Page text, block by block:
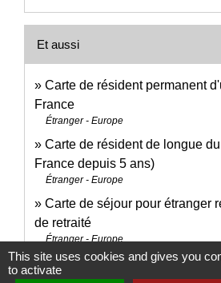
Et aussi
Carte de résident permanent
France
Étranger - Europe
Carte de résident de longue
France depuis 5 ans)
Étranger - Europe
Carte de séjour pour étranger
de retraité
Étranger - Europe
This site uses cookies and gives you
to activate